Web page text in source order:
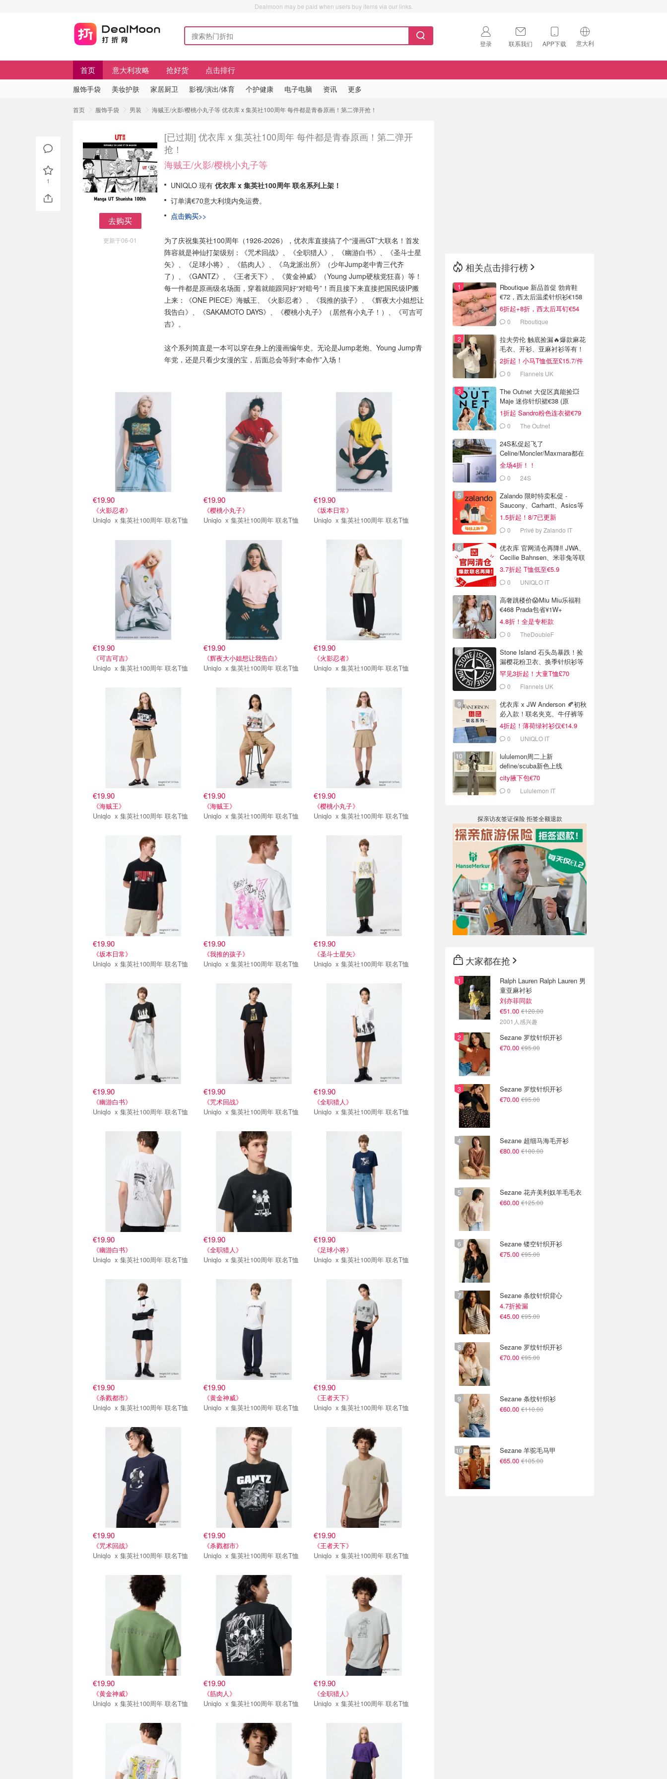
Dealmoon may be paid when users buy items via our links.
登录 联系我们 APP下载 意大利
🇺🇸
首页 意大利攻略 抢好货 点击排行
服饰手袋 美妆护肤 家居厨卫 影视/演出/体育 个护健康 电子电脑 资讯 更多
首页 服饰手袋 男装 海贼王/火影/樱桃小丸子等 优衣库 x 集英社100周年 每件都是青春原画！第二弹开抢！
去购买
更新于06-01
[已过期] 优衣库 x 集英社100周年 每件都是青春原画！第二弹开
抢！
海贼王/火影/樱桃小丸子等
UNIQLO 现有 优衣库 x 集英社100周年 联名系列上架！
订单满€70意大利境内免运费。
点击购买>>
为了庆祝集英社100周年（1926-2026），优衣库直接搞了个“漫画GT”大联名！首发
阵容就是神仙打架级别：《咒术回战》、《全职猎人》、《幽游白书》、《圣斗士星
矢》、《足球小将》、《筋肉人》、《乌龙派出所》（少年Jump老中青三代齐
了）、《GANTZ》、《王者天下》、《黄金神威》（Young Jump硬核党狂喜）等！
每一件都是原画级名场面，穿着就能跟同好“对暗号”！而且接下来直接把国民级IP搬
上来：《ONE PIECE》海贼王、《火影忍者》、《我推的孩子》、《辉夜大小姐想让
我告白》、《SAKAMOTO DAYS》、《樱桃小丸子》（居然有小丸子！）、《可吉可
吉》。
这个系列简直是一本可以穿在身上的漫画编年史。无论是Jump老炮、Young Jump青
年党，还是只看少女漫的宝，后面总会等到“本命作”入场！
€19.90
《火影忍者》
Uniqlo x 集英社100周年 联名T恤
€19.90
《樱桃小丸子》
Uniqlo x 集英社100周年 联名T恤
€19.90
《坂本日常》
Uniqlo x 集英社100周年 联名T恤
€19.90
《可吉可吉》
Uniqlo x 集英社100周年 联名T恤
€19.90
《辉夜大小姐想让我告白》
Uniqlo x 集英社100周年 联名T恤
€19.90
《火影忍者》
Uniqlo x 集英社100周年 联名T恤
€19.90
《海贼王》
Uniqlo x 集英社100周年 联名T恤
€19.90
《海贼王》
Uniqlo x 集英社100周年 联名T恤
€19.90
《樱桃小丸子》
Uniqlo x 集英社100周年 联名T恤
€19.90
《坂本日常》
Uniqlo x 集英社100周年 联名T恤
€19.90
《我推的孩子》
Uniqlo x 集英社100周年 联名T恤
€19.90
《圣斗士星矢》
Uniqlo x 集英社100周年 联名T恤
€19.90
《幽游白书》
Uniqlo x 集英社100周年 联名T恤
€19.90
《咒术回战》
Uniqlo x 集英社100周年 联名T恤
€19.90
《全职猎人》
Uniqlo x 集英社100周年 联名T恤
€19.90
《幽游白书》
Uniqlo x 集英社100周年 联名T恤
€19.90
《全职猎人》
Uniqlo x 集英社100周年 联名T恤
€19.90
《足球小将》
Uniqlo x 集英社100周年 联名T恤
€19.90
《杀戮都市》
Uniqlo x 集英社100周年 联名T恤
€19.90
《黄金神威》
Uniqlo x 集英社100周年 联名T恤
€19.90
《王者天下》
Uniqlo x 集英社100周年 联名T恤
€19.90
《咒术回战》
Uniqlo x 集英社100周年 联名T恤
€19.90
《杀戮都市》
Uniqlo x 集英社100周年 联名T恤
€19.90
《王者天下》
Uniqlo x 集英社100周年 联名T恤
€19.90
《黄金神威》
Uniqlo x 集英社100周年 联名T恤
€19.90
《筋肉人》
Uniqlo x 集英社100周年 联名T恤
€19.90
《全职猎人》
Uniqlo x 集英社100周年 联名T恤
1
相关点击排行榜
Rboutique 新品首促 勃肯鞋
€72，西太后温柔针织衫€158
6折起+8折，西太后耳钉€54
0 Rboutique
拉夫劳伦 触底捡漏🔥爆款麻花
毛衣、开衫、亚麻衬衫等有！
2折起！小马T恤低至£15.7/件
0 Flannels UK
The Outnet 大促区真能捡💥
Maje 迷你针织裙€38 (原
€175）
1折起 Sandro粉色连衣裙€79
0 The Outnet
24S私促起飞了
Celine/Moncler/Maxmara都在
全场4折！！
0 24S
Zalando 限时特卖私促 -
Saucony、Carhartt、Asics等
1.5折起！8/7已更新
0 Privé by Zalando IT
优衣库 官网清仓再降‼️ JWA、
Cecilie Bahnsen、米菲兔等联
名
3.7折起 T恤低至€5.9
0 UNIQLO IT
高奢跳楼价😱Miu Miu乐福鞋
€468 Prada包省¥1W+
4.8折！全是专柜款
0 TheDoubleF
Stone Island 石头岛暴跌！捡
漏樱花粉卫衣、换季针织衫等
罕见3折起！大童T恤£70
0 Flannels UK
优衣库 x JW Anderson 🍂初秋
必入款！联名夹克、牛仔裤等
4折起！薄荷绿衬衫仅€14.9
0 UNIQLO IT
lululemon周二上新
define/scuba新色上线
city腋下包€70
0 Lululemon IT
探亲访友签证保险 拒签全额退款
大家都在抢
Ralph Lauren Ralph Lauren 男
童亚麻衬衫
刘亦菲同款
€51.00 €120.00
2001人感兴趣
Sezane 罗纹针织开衫
€70.00 €95.00
Sezane 罗纹针织开衫
€70.00 €95.00
Sezane 超细马海毛开衫
€80.00 €100.00
Sezane 花卉美利奴羊毛毛衣
€60.00 €125.00
Sezane 镂空针织开衫
€75.00 €95.00
Sezane 条纹针织背心
4.7折捡漏
€45.00 €95.00
Sezane 罗纹针织开衫
€70.00 €95.00
Sezane 条纹针织衫
€60.00 €110.00
Sezane 羊驼毛马甲
€65.00 €105.00